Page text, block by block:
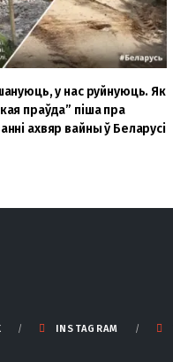
у нас руйнуюць. Як
праўда” піша пра
ахвяр вайны ў Беларусі
INSTAGRAM